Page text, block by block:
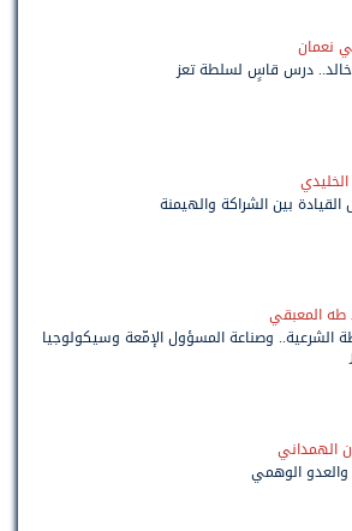
نعمان
درس قاسٍ لسلطة تعز
بين الشراكة والهيمنة
طه المعبقي
الشرعية.. وصناعة المسؤول الإمّعة وسيكولوجيا
الهمداني
والعدو الوهمي